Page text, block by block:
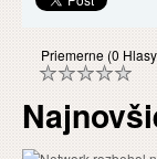
Priemerne (0